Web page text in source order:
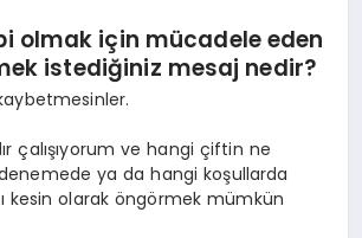
olmak için mücadele eden
istediğiniz mesaj nedir?
çalışıyorum ve hangi çiftin ne
ya da hangi koşullarda
kesin olarak öngörmek mümkün